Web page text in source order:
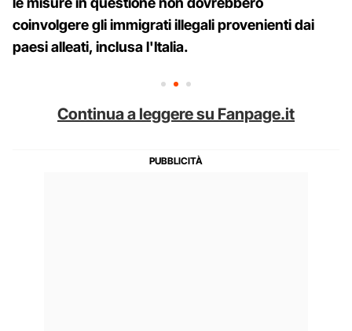
coinvolgere gli immigrati illegali provenienti dai
paesi alleati, inclusa l'Italia.
Continua a leggere su Fanpage.it